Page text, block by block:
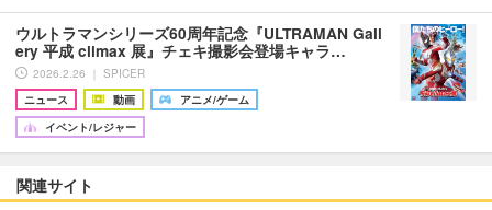
ウルトラマンシリーズ60周年記念『ULTRAMAN Gall
ery 平成 climax 展』チェキ撮影会登場キャラ…
2026.2.26 ｜ SPICER
ニュース
動画
アニメ/ゲーム
イベント/レジャー
関連サイト